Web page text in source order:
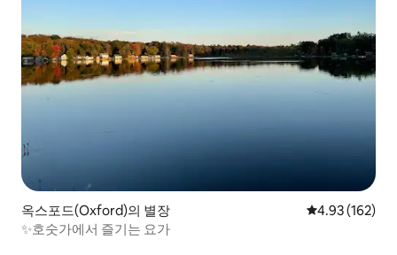
옥스포드(Oxford)의 별장 평점 4.93점(5
4.93 (162)
✨호숫가에서 즐기는 요가